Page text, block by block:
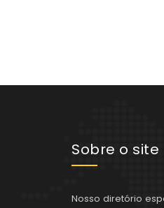
Sobre o site
Nosso diretório